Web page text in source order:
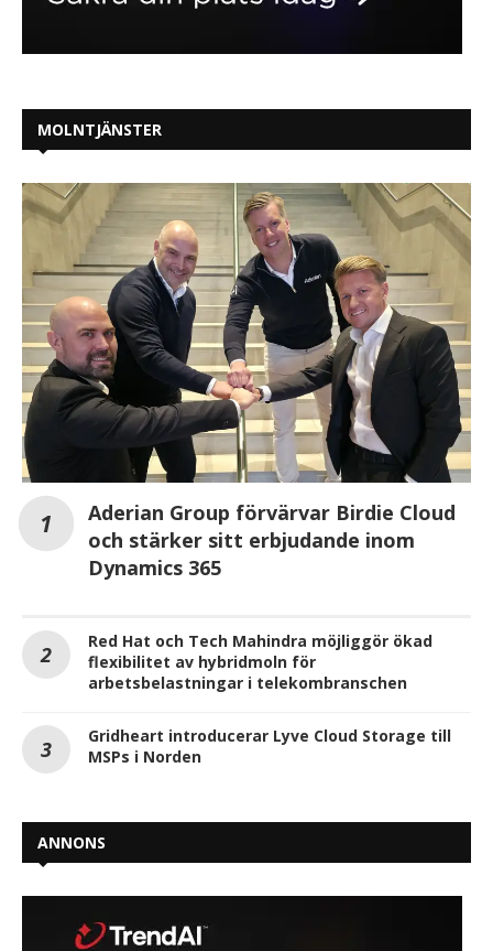
MOLNTJÄNSTER
Aderian Group förvärvar Birdie Cloud
och stärker sitt erbjudande inom
Dynamics 365
Red Hat och Tech Mahindra möjliggör ökad
flexibilitet av hybridmoln för
arbetsbelastningar i telekombranschen
Gridheart introducerar Lyve Cloud Storage till
MSPs i Norden
ANNONS